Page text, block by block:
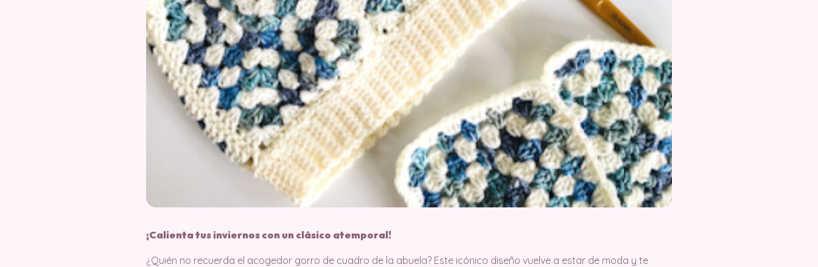
¡Calienta tus inviernos con un clásico atemporal!
¿Quién no recuerda el acogedor gorro de cuadro de la abuela? Este icónico diseño vuelve a estar de moda y te